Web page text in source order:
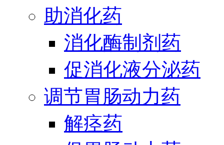
助消化药
消化酶制剂药
促消化液分泌药
调节胃肠动力药
解痉药